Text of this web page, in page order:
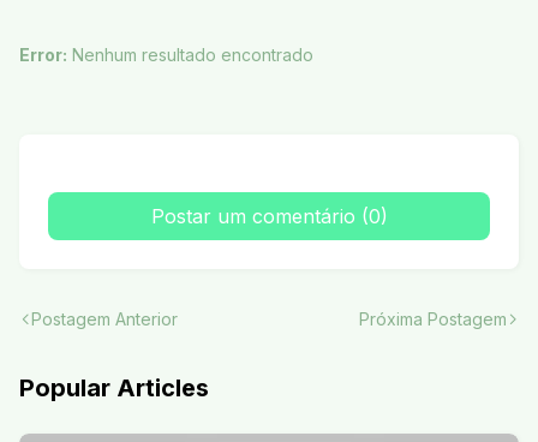
Error: Nenhum resultado encontrado
Postar um comentário (0)
Postagem Anterior Próxima Postagem
Popular Articles